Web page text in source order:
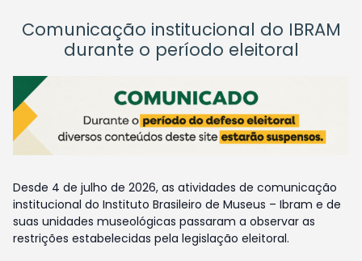
Comunicação institucional do IBRAM
durante o período eleitoral
Desde 4 de julho de 2026, as atividades de comunicação
institucional do Instituto Brasileiro de Museus – Ibram e de
suas unidades museológicas passaram a observar as
restrições estabelecidas pela legislação eleitoral.